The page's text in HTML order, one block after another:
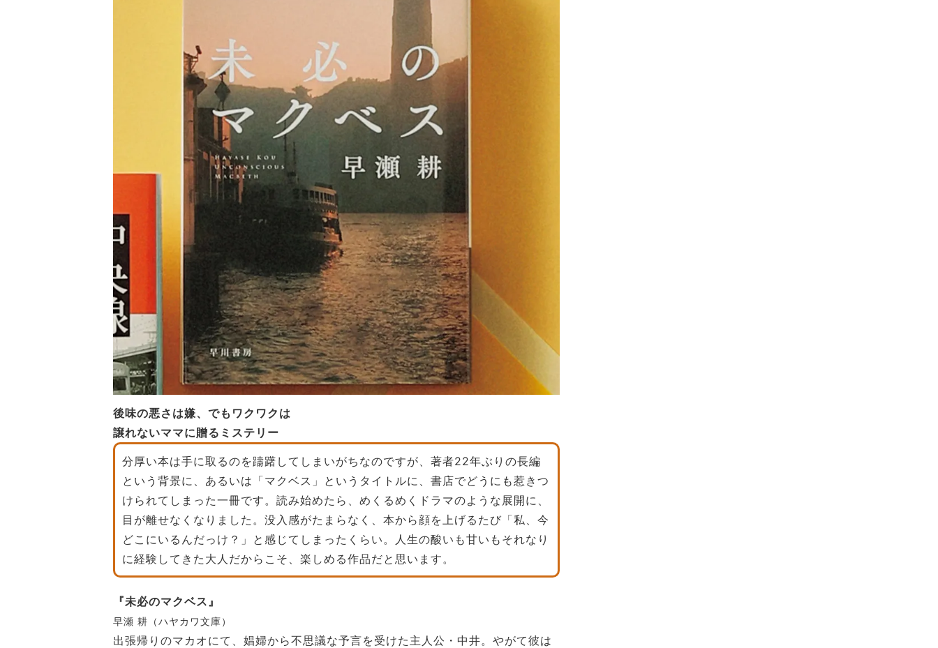
後味の悪さは嫌、でもワクワクは
譲れないママに贈るミステリー
分厚い本は手に取るのを躊躇してしまいがちなのですが、著者22年ぶりの長編
という背景に、あるいは「マクベス」というタイトルに、書店でどうにも惹きつ
けられてしまった一冊です。読み始めたら、めくるめくドラマのような展開に、
目が離せなくなりました。没入感がたまらなく、本から顔を上げるたび「私、今
どこにいるんだっけ？」と感じてしまったくらい。人生の酸いも甘いもそれなり
に経験してきた大人だからこそ、楽しめる作品だと思います。
『未必のマクベス』
早瀬 耕（ハヤカワ文庫）
出張帰りのマカオにて、娼婦から不思議な予言を受けた主人公・中井。やがて彼は